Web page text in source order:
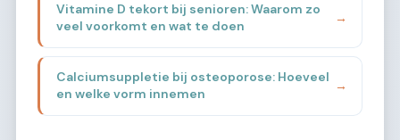
Vitamine D tekort bij senioren: Waarom zo
veel voorkomt en wat te doen
→
Calciumsuppletie bij osteoporose: Hoeveel
en welke vorm innemen
→